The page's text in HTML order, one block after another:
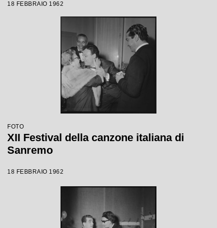
18 FEBBRAIO 1962
FOTO
XII Festival della canzone italiana di
Sanremo
18 FEBBRAIO 1962